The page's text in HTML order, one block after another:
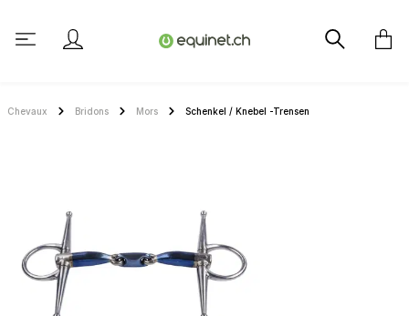
Chevaux Bridons Mors Schenkel / Knebel -Trensen